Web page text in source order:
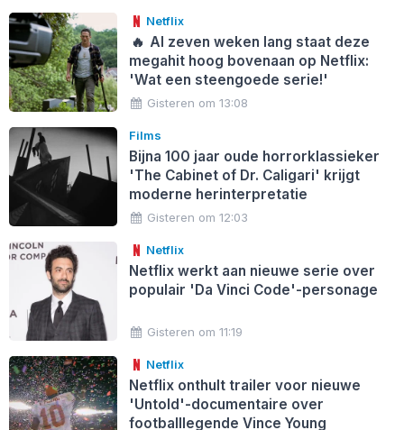
Netflix
🔥 Al zeven weken lang staat deze
megahit hoog bovenaan op Netflix:
'Wat een steengoede serie!'
Gisteren om 13:08
Films
Bijna 100 jaar oude horrorklassieker
'The Cabinet of Dr. Caligari' krijgt
moderne herinterpretatie
Gisteren om 12:03
Netflix
Netflix werkt aan nieuwe serie over
populair 'Da Vinci Code'-personage
Gisteren om 11:19
Netflix
Netflix onthult trailer voor nieuwe
'Untold'-documentaire over
footballlegende Vince Young